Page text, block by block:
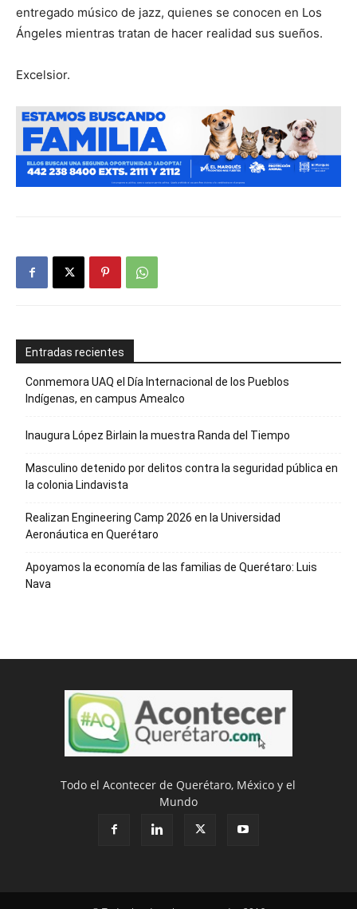
entregado músico de jazz, quienes se conocen en Los
Ángeles mientras tratan de hacer realidad sus sueños.
Excelsior.
Entradas recientes
Conmemora UAQ el Día Internacional de los Pueblos
Indígenas, en campus Amealco
Inaugura López Birlain la muestra Randa del Tiempo
Masculino detenido por delitos contra la seguridad pública en
la colonia Lindavista
Realizan Engineering Camp 2026 en la Universidad
Aeronáutica en Querétaro
Apoyamos la economía de las familias de Querétaro: Luis
Nava
Todo el Acontecer de Querétaro, México y el
Mundo